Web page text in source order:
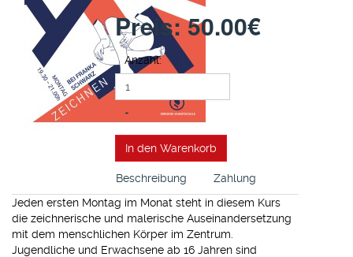
Preis:50.00‎€
Anzahl: -
+
In den Warenkorb
Beschreibung
Zahlung
Jeden ersten Montag im Monat steht in diesem Kurs
die zeichnerische und malerische Auseinandersetzung
mit dem menschlichen Körper im Zentrum.
Jugendliche und Erwachsene ab 16 Jahren sind